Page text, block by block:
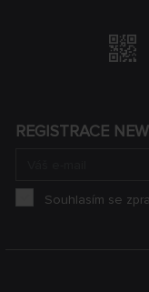
REGISTRACE
Souhlasím se